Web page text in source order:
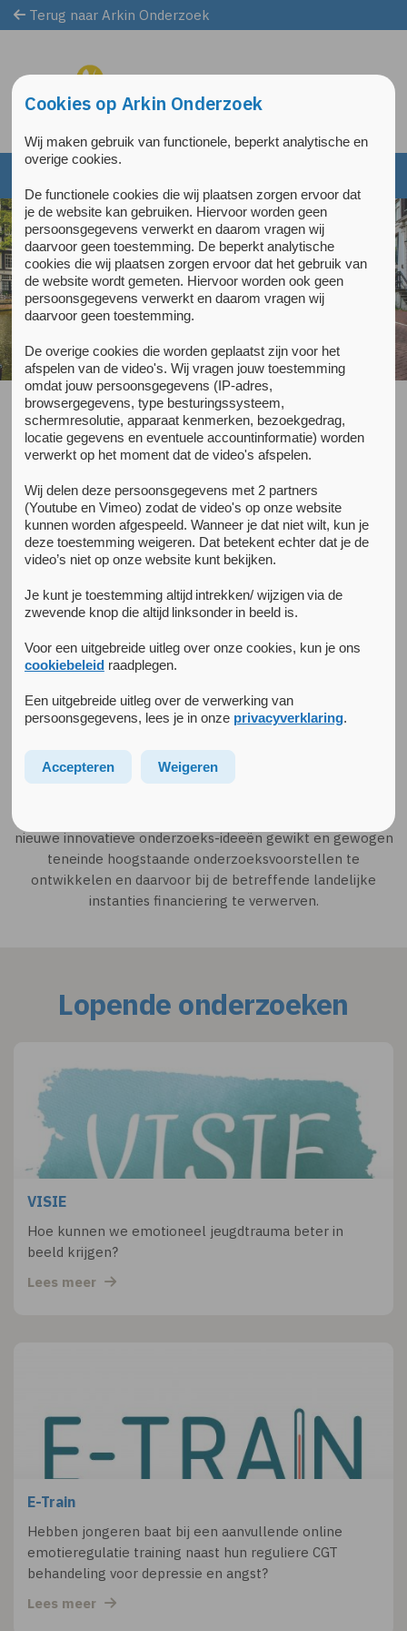
Terug naar Arkin Onderzoek
Kenniscentrum
Psychologische interventies
bij Volwassenen en Ouderen
Het kenniscentrum Psychologische Interventies richt zich
op het verbeteren van de reguliere psychologische
interventies binnen de specialismen Arkin Ouderen, PuntP
Gezien de grote verscheidenheid aan doelgroepen met
specifiek op die doelgroep toegespitste psychologische
interventies is dit kenniscentrum opgesplitst in meerdere
nemen de Directeuren Behandelzaken, Senior
Onderzoekers en Promovendi van het betreffende
nieuwe innovatieve onderzoeks-ideeën gewikt en gewogen
teneinde hoogstaande onderzoeksvoorstellen te
ontwikkelen en daarvoor bij de betreffende landelijke
instanties financiering te verwerven.
Lopende onderzoeken
VISIE
Hoe kunnen we emotioneel jeugdtrauma beter in
beeld krijgen?
Lees meer
E-Train
Hebben jongeren baat bij een aanvullende online
emotieregulatie training naast hun reguliere CGT
behandeling voor depressie en angst?
Lees meer
Cookies op Arkin Onderzoek
Wij maken gebruik van functionele, beperkt analytische en
overige cookies.
De functionele cookies die wij plaatsen zorgen ervoor dat
je de website kan gebruiken. Hiervoor worden geen
persoonsgegevens verwerkt en daarom vragen wij
daarvoor geen toestemming. De beperkt analytische
cookies die wij plaatsen zorgen ervoor dat het gebruik van
de website wordt gemeten. Hiervoor worden ook geen
persoonsgegevens verwerkt en daarom vragen wij
daarvoor geen toestemming.
De overige cookies die worden geplaatst zijn voor het
afspelen van de video's. Wij vragen jouw toestemming
omdat jouw persoonsgegevens (IP-adres,
browsergegevens, type besturingssysteem,
schermresolutie, apparaat kenmerken, bezoekgedrag,
locatie gegevens en eventuele accountinformatie) worden
verwerkt op het moment dat de video's afspelen.
Wij delen deze persoonsgegevens met 2 partners
(Youtube en Vimeo) zodat de video's op onze website
kunnen worden afgespeeld. Wanneer je dat niet wilt, kun je
deze toestemming weigeren. Dat betekent echter dat je de
video’s niet op onze website kunt bekijken.
Je kunt je toestemming altijd intrekken/ wijzigen via de
zwevende knop die altijd linksonder in beeld is.
Voor een uitgebreide uitleg over onze cookies, kun je ons
cookiebeleidraadplegen.
Een uitgebreide uitleg over de verwerking van
persoonsgegevens, lees je in onze privacyverklaring.
Accepteren Weigeren